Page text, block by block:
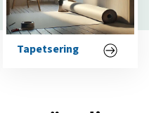
Tapetsering